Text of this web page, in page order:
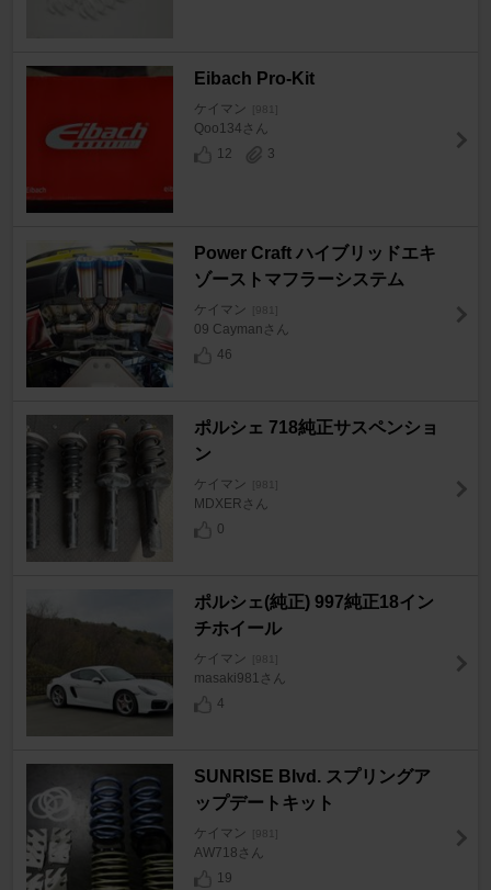
Eibach Pro-Kit
ケイマン
Qoo134さん
12
3
Power Craft ハイブリッドエキ
ゾーストマフラーシステム
ケイマン
09 Caymanさん
46
ポルシェ 718純正サスペンショ
ン
ケイマン
MDXERさん
0
ポルシェ(純正) 997純正18イン
チホイール
ケイマン
masaki981さん
4
SUNRISE Blvd. スプリングア
ップデートキット
ケイマン
AW718さん
19